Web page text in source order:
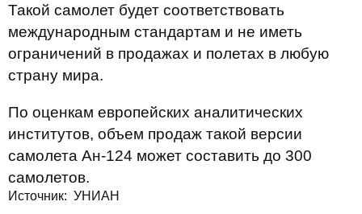
Такой самолет будет соответствовать
международным стандартам и не иметь
ограничений в продажах и полетах в любую
страну мира.
По оценкам европейских аналитических
институтов, объем продаж такой версии
самолета Ан-124 может составить до 300
самолетов.
Источник: УНИАН